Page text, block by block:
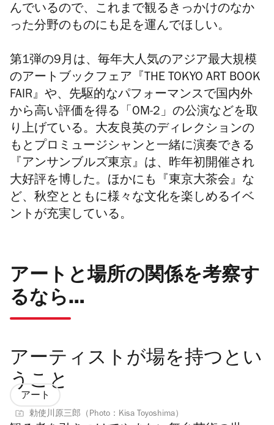
んでいるので、これまで観るきっかけのなか
った分野のものにも足を運んでほしい。
第1弾の9月は、毎年大人気のアジア最大規模
のアートブックフェア『THE TOKYO ART BOOK
FAIR』や、先駆的なパフォーマンスで国内外
から高い評価を得る「OM-2」の公演などを取
り上げている。大友良英のディレクションの
もとプロミュージシャンと一緒に演奏できる
『アンサンブルズ東京』は、昨年初開催され
大好評を博した。ほかにも『東京大茶会』な
ど、秋空とともに様々な文化を楽しめるイベ
ントが充実している。
アートと場所の関係を考察す
るなら…
アーティストが場を持つとい
うこと
アート
勅使川原三郎（Photo：Kisa Toyoshima）